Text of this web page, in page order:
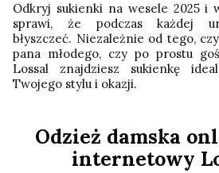
Odkryj sukienki na wesele 2025 i
sprawi, że podczas każdej
błyszczeć. Niezależnie od tego,
pana młodego, czy po prostu
Lossal znajdziesz sukienkę
Twojego stylu i okazji.
Odzież damska
internetowy